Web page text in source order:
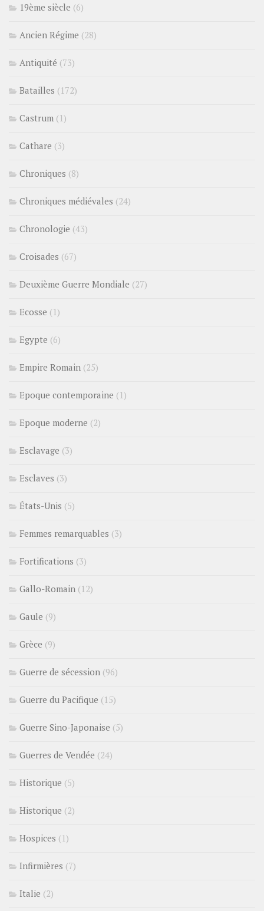
19ème siècle (6)
Ancien Régime (28)
Antiquité (73)
Batailles (172)
Castrum (1)
Cathare (3)
Chroniques (8)
Chroniques médiévales (24)
Chronologie (43)
Croisades (67)
Deuxième Guerre Mondiale (27)
Ecosse (1)
Egypte (6)
Empire Romain (25)
Epoque contemporaine (1)
Epoque moderne (2)
Esclavage (3)
Esclaves (3)
États-Unis (5)
Femmes remarquables (3)
Fortifications (3)
Gallo-Romain (12)
Gaule (9)
Grèce (9)
Guerre de sécession (96)
Guerre du Pacifique (15)
Guerre Sino-Japonaise (5)
Guerres de Vendée (24)
Historique (5)
Historique (2)
Hospices (1)
Infirmières (7)
Italie (2)